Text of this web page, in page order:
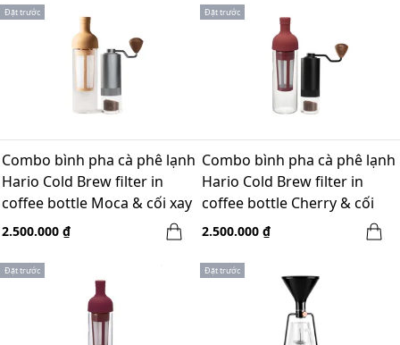
Đặt trước
Combo bình pha cà phê lạnh
Hario Cold Brew filter in
coffee bottle Moca & cối xay
tay Gruru pro xám - Winter
2.500.000 ₫
Đặt trước
Combo bình pha cà phê lạnh
Hario Cold Brew filter in
coffee bottle Cherry & cối
xay tay Gruru pro đen -
2.500.000 ₫
Đặt trước Đặt trước